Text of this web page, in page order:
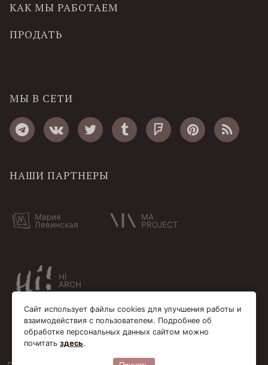
КАК МЫ РАБОТАЕМ
ПРОДАТЬ
МЫ В СЕТИ
НАШИ ПАРТНЕРЫ
Мария
Левинская
MA
PROJECT
HI
ARCH
Сайт использует файлы cookies для улучшения работы и
взаимодействия с пользователем. Подробнее об
обработке персональных данных сайтом можно
почитать здесь.